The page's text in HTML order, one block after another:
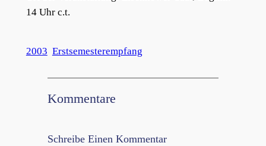
14 Uhr c.t.
2003 Erstsemesterempfang
Kommentare
Schreibe Einen Kommentar